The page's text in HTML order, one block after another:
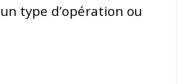
type d’opération ou